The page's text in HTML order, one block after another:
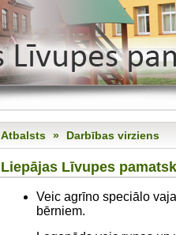
Atbalsts » Darbības virziens
Liepājas Līvupes
Veic agrīno speciālo
bērniem.